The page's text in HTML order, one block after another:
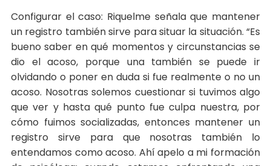
Configurar el caso: Riquelme señala que mantener
un registro también sirve para situar la situación. “Es
bueno saber en qué momentos y circunstancias se
dio el acoso, porque una también se puede ir
olvidando o poner en duda si fue realmente o no un
acoso. Nosotras solemos cuestionar si tuvimos algo
que ver y hasta qué punto fue culpa nuestra, por
cómo fuimos socializadas, entonces mantener un
registro sirve para que nosotras también lo
entendamos como acoso. Ahí apelo a mi formación